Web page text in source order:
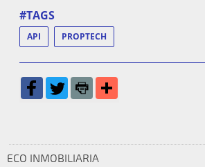
#TAGS
API PROPTECH
ECO INMOBILIARIA